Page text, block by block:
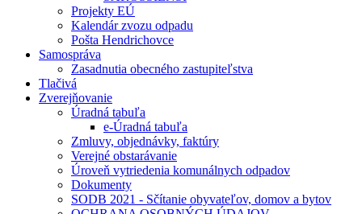
Projekty EÚ
Kalendár zvozu odpadu
Pošta Hendrichovce
Samospráva
Zasadnutia obecného zastupiteľstva
Tlačivá
Zverejňovanie
Úradná tabuľa
e-Úradná tabuľa
Zmluvy, objednávky, faktúry
Verejné obstarávanie
Úroveň vytriedenia komunálnych odpadov
Dokumenty
SODB 2021 - Sčítanie obyvateľov, domov a bytov